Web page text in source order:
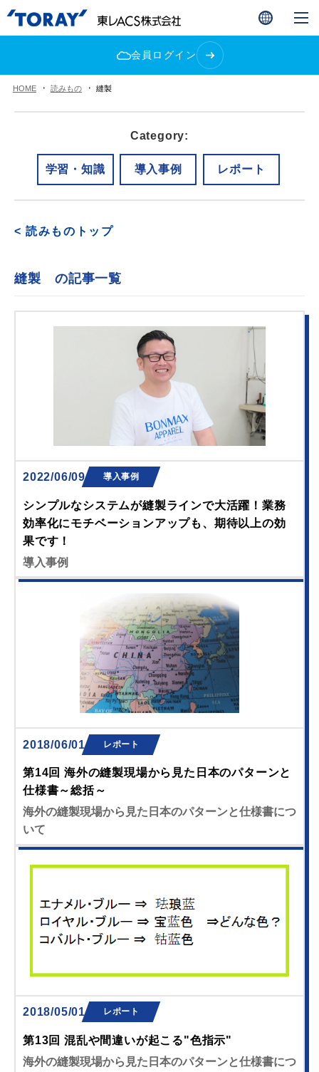
会員ログイン
HOME 読みもの 縫製
Category:
学習・知識 導入事例 レポート
< 読みものトップ
縫製 の記事一覧
2022/06/09 導入事例
シンプルなシステムが縫製ラインで大活躍！業務
効率化にモチベーションアップも、期待以上の効
果です！
導入事例
2018/06/01 レポート
第14回 海外の縫製現場から見た日本のパターンと
仕様書～総括～
海外の縫製現場から見た日本のパターンと仕様書につ
いて
2018/05/01 レポート
第13回 混乱や間違いが起こる"色指示"
海外の縫製現場から見た日本のパターンと仕様書につ